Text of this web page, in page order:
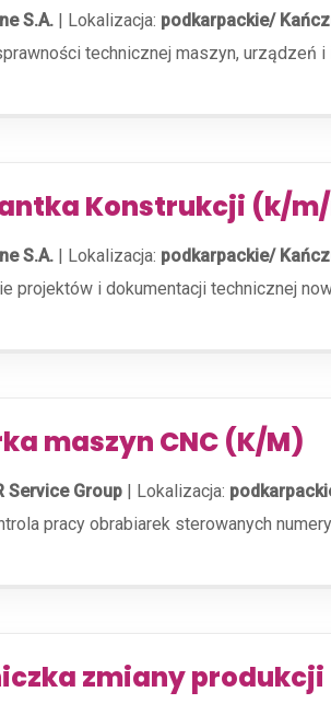
S.A. | Lokalizacja: podkarpackie/
technicznej maszyn, urządzeń
Konstrukcji (k/
S.A. | Lokalizacja: podkarpackie/
projektów i dokumentacji technicznej
maszyn CNC (K/M)
Service Group | Lokalizacja:
pracy obrabiarek sterowanych
zmiany produkcji